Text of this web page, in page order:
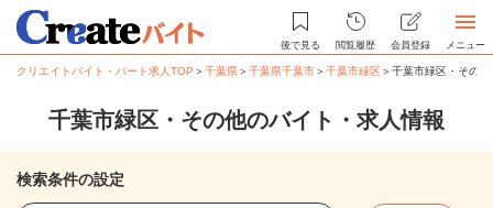
後で見る 閲覧履歴 会員登録 メニュー
クリエイトバイト・パート求人TOP ＞千葉県＞千葉県千葉市＞千葉市緑区＞千葉市緑区・その
千葉市緑区・その他のバイト・求人情報
検索条件の設定